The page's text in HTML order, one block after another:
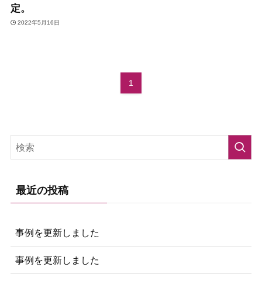
定。
2022年5月16日
1
最近の投稿
事例を更新しました
事例を更新しました